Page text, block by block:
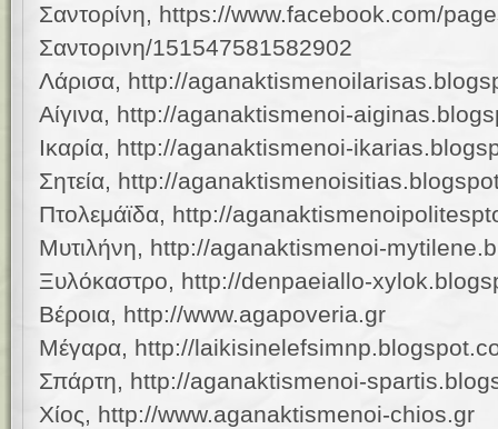
Σαντορίνη, https://www.facebook.com/
Σαντορινη/151547581582902
Λάρισα, http://
Αίγινα, http://aganaktismenoi-
Ικαρία, http://aganaktismenoi-
Σητεία, http://
Πτολεμάϊδα, http://
Μυτιλήνη, http://aganaktismenoi-
Ξυλόκαστρο, http://denpaeiallo-
Βέροια, http://www.agapoveria.gr
Μέγαρα, http://
Σπάρτη, http://aganaktismenoi-
Χίος, http://www.aganaktismenoi-chios.gr